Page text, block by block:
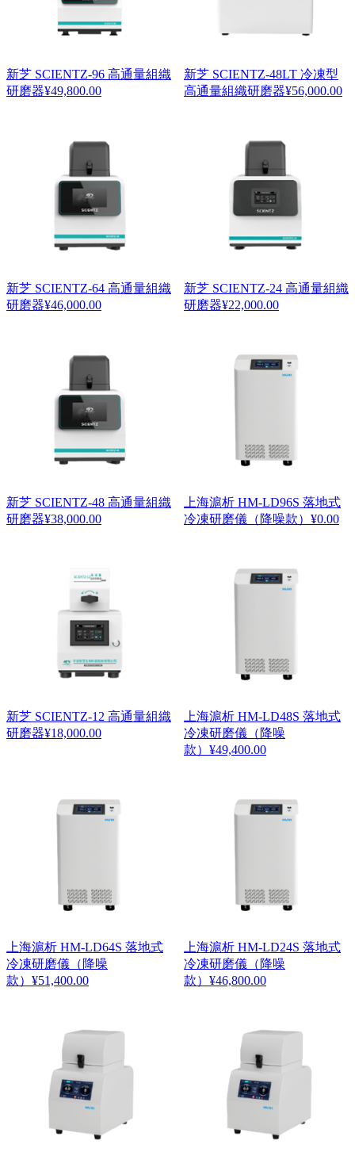
新芝 SCIENTZ-96 高通量組織
研磨器¥49,800.00
新芝 SCIENTZ-48LT 冷凍型
高通量組織研磨器¥56,000.00
新芝 SCIENTZ-64 高通量組織
研磨器¥46,000.00
新芝 SCIENTZ-24 高通量組織
研磨器¥22,000.00
新芝 SCIENTZ-48 高通量組織
研磨器¥38,000.00
上海滬析 HM-LD96S 落地式
冷凍研磨儀（降噪款） ¥0.00
新芝 SCIENTZ-12 高通量組織
研磨器¥18,000.00
上海滬析 HM-LD48S 落地式
冷凍研磨儀（降噪
款） ¥49,400.00
上海滬析 HM-LD64S 落地式
冷凍研磨儀（降噪
款） ¥51,400.00
上海滬析 HM-LD24S 落地式
冷凍研磨儀（降噪
款） ¥46,800.00